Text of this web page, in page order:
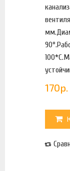
170р.